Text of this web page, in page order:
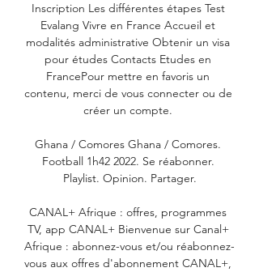
Inscription Les différentes étapes Test
Evalang Vivre en France Accueil et
modalités administrative Obtenir un visa
pour études Contacts Etudes en
FrancePour mettre en favoris un
contenu, merci de vous connecter ou de
créer un compte.
Ghana / Comores Ghana / Comores.
Football 1h42 2022. Se réabonner.
Playlist. Opinion. Partager.
CANAL+ Afrique : offres, programmes
TV, app CANAL+ Bienvenue sur Canal+
Afrique : abonnez-vous et/ou réabonnez-
vous aux offres d'abonnement CANAL+,